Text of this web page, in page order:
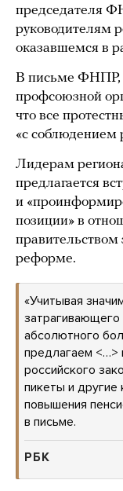
председателя
руководителям
оказавшемся в
В письме ФНПР,
профсоюзной
что все
«с соблюдением
Лидерам
предлагается
и
позиции» в
правительством
реформе.
«Учитывая
абсолютного
предлагаем <…>
российского
пикеты и другие
повышения
в письме.
РБК